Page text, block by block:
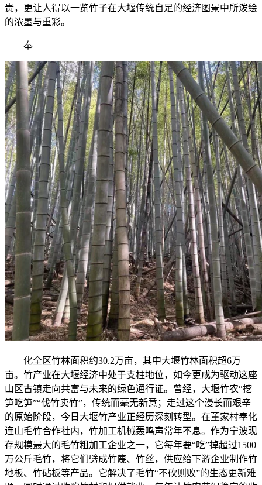
贵，更让人得以一览竹子在大堰传统自足的经济图景中所泼绘
的浓墨与重彩。
奉
化全区竹林面积约30.2万亩，其中大堰竹林面积超6万
亩。竹产业在大堰经济中处于支柱地位，如今更成为驱动这座
山区古镇走向共富与未来的绿色通行证。曾经，大堰竹农“挖
笋吃笋”“伐竹卖竹”，传统而毫无新意；走过这个漫长而艰辛
的原始阶段，今日大堰竹产业正经历深刻转型。在董家村奉化
连山毛竹合作社内，竹加工机械轰鸣声常年不息。作为宁波现
存规模最大的毛竹粗加工企业之一，它每年要“吃”掉超过1500
万公斤毛竹，将它们劈成竹篾、竹丝，供应给下游企业制作竹
地板、竹砧板等产品。它解决了毛竹“不砍则败”的生态更新难